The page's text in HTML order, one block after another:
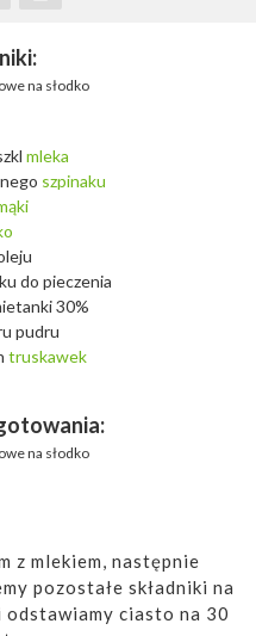
na słodko
mleka
szpinaku
do pieczenia
30%
pudru
truskawek
na słodko
z mlekiem, następnie
pozostałe składniki na
odstawiamy ciasto na 30